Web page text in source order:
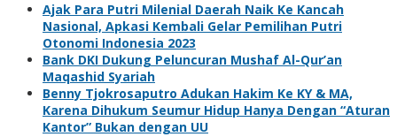
Ajak Para Putri Milenial Daerah Naik Ke Kancah
Nasional, Apkasi Kembali Gelar Pemilihan Putri
Otonomi Indonesia 2023
Bank DKI Dukung Peluncuran Mushaf Al-Qur’an
Maqashid Syariah
Benny Tjokrosaputro Adukan Hakim Ke KY & MA,
Karena Dihukum Seumur Hidup Hanya Dengan “Aturan
Kantor” Bukan dengan UU